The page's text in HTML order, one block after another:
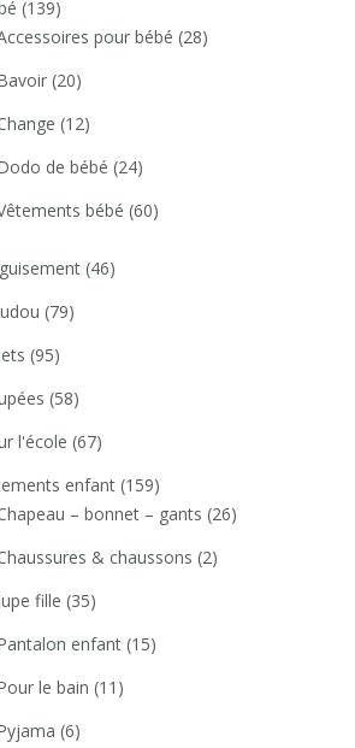
(139)
pour bébé (28)
(20)
(12)
de bébé (24)
bébé (60)
(46)
(79)
(95)
(58)
l'école (67)
enfant (159)
– bonnet – gants (26)
& chaussons (2)
fille (35)
enfant (15)
le bain (11)
(6)